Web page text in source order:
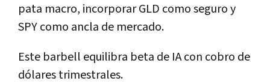
pata macro, incorporarGLD como seguro y
SPYcomo ancla de mercado.
Este barbell equilibra beta de IAcon cobro de
dólarestrimestrales.